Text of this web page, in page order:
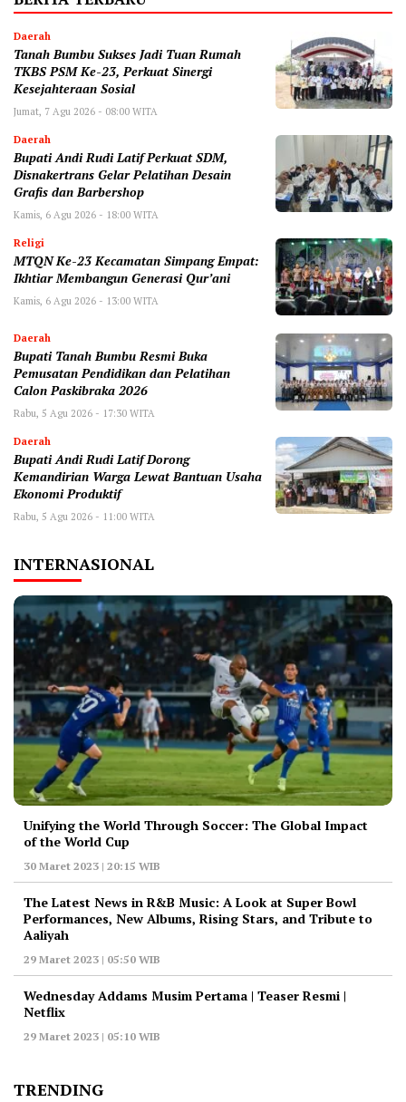
Daerah
Tanah Bumbu Sukses Jadi Tuan Rumah
TKBS PSM Ke-23, Perkuat Sinergi
Kesejahteraan Sosial
Jumat, 7 Agu 2026 - 08:00 WITA
Daerah
Bupati Andi Rudi Latif Perkuat SDM,
Disnakertrans Gelar Pelatihan Desain
Grafis dan Barbershop
Kamis, 6 Agu 2026 - 18:00 WITA
Religi
MTQN Ke-23 Kecamatan Simpang Empat:
Ikhtiar Membangun Generasi Qur’ani
Kamis, 6 Agu 2026 - 13:00 WITA
Daerah
Bupati Tanah Bumbu Resmi Buka
Pemusatan Pendidikan dan Pelatihan
Calon Paskibraka 2026
Rabu, 5 Agu 2026 - 17:30 WITA
Daerah
Bupati Andi Rudi Latif Dorong
Kemandirian Warga Lewat Bantuan Usaha
Ekonomi Produktif
Rabu, 5 Agu 2026 - 11:00 WITA
INTERNASIONAL
Unifying the World Through Soccer: The Global Impact
of the World Cup
30 Maret 2023 | 20:15 WIB
The Latest News in R&B Music: A Look at Super Bowl
Performances, New Albums, Rising Stars, and Tribute to
Aaliyah
29 Maret 2023 | 05:50 WIB
Wednesday Addams Musim Pertama | Teaser Resmi |
Netflix
29 Maret 2023 | 05:10 WIB
TRENDING